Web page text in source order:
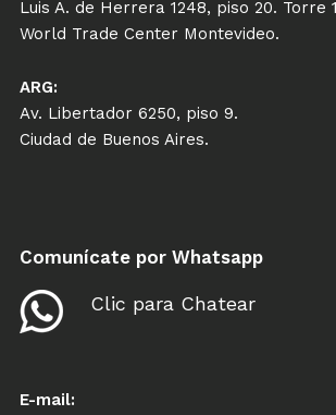
Luis A. de Herrera 1248, piso 20. Torre
World Trade Center Montevideo.
ARG:
Av. Libertador 6250, piso 9.
Ciudad de Buenos Aires.
Comunícate por Whatsapp
Clic para Chatear
E-mail: